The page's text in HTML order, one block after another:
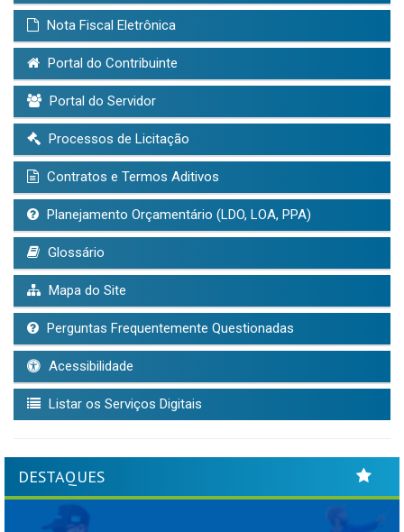
Nota Fiscal Eletrônica
Portal do Contribuinte
Portal do Servidor
Processos de Licitação
Contratos e Termos Aditivos
Planejamento Orçamentário (LDO, LOA, PPA)
Glossário
Mapa do Site
Perguntas Frequentemente Questionadas
Acessibilidade
Listar os Serviços Digitais
DESTAQUES